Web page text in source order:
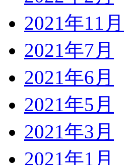
2021年11月
2021年7月
2021年6月
2021年5月
2021年3月
2021年1月